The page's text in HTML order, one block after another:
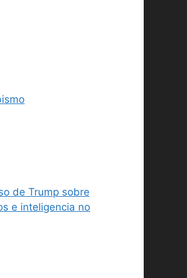
de Trump sobre
e inteligencia no